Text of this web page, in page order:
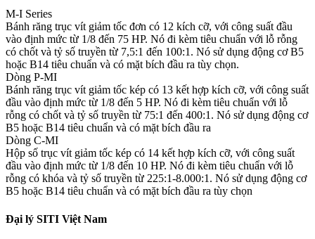
M-I Series
Bánh răng trục vít giảm tốc đơn có 12 kích cỡ, với công suất đầu
vào định mức từ 1/8 đến 75 HP. Nó đi kèm tiêu chuẩn với lỗ rỗng
có chốt và tỷ số truyền từ 7,5:1 đến 100:1. Nó sử dụng động cơ B5
hoặc B14 tiêu chuẩn và có mặt bích đầu ra tùy chọn.
Dòng P-MI
Bánh răng trục vít giảm tốc kép có 13 kết hợp kích cỡ, với công suất
đầu vào định mức từ 1/8 đến 5 HP. Nó đi kèm tiêu chuẩn với lỗ
rỗng có chốt và tỷ số truyền từ 75:1 đến 400:1. Nó sử dụng động cơ
B5 hoặc B14 tiêu chuẩn và có mặt bích đầu ra
Dòng C-MI
Hộp số trục vít giảm tốc kép có 14 kết hợp kích cỡ, với công suất
đầu vào định mức từ 1/8 đến 10 HP. Nó đi kèm tiêu chuẩn với lỗ
rỗng có khóa và tỷ số truyền từ 225:1-8.000:1. Nó sử dụng động cơ
B5 hoặc B14 tiêu chuẩn và có mặt bích đầu ra tùy chọn
Đại lý SITI Việt Nam